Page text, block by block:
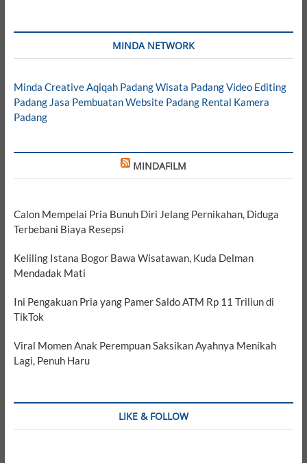
MINDA NETWORK
Minda CreativeAqiqah PadangWisata PadangVideo Editing
Padang Jasa Pembuatan Website Padang Rental Kamera
Padang
MINDAFILM
Calon Mempelai Pria Bunuh Diri Jelang Pernikahan, Diduga
Terbebani Biaya Resepsi
Keliling Istana Bogor Bawa Wisatawan, Kuda Delman
Mendadak Mati
Ini Pengakuan Pria yang Pamer Saldo ATM Rp 11 Triliun di
TikTok
Viral Momen Anak Perempuan Saksikan Ayahnya Menikah
Lagi, Penuh Haru
LIKE & FOLLOW